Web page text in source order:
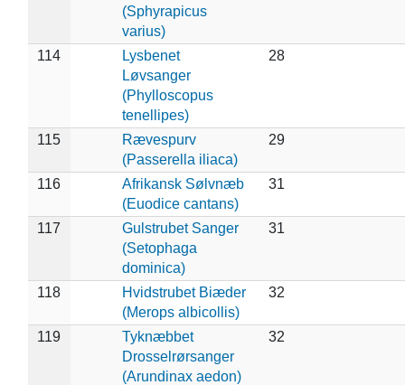
(Sphyrapicus
varius)
114
Lysbenet
Løvsanger
(Phylloscopus
tenellipes)
28
115
Rævespurv
(Passerella iliaca)
29
116
Afrikansk Sølvnæb
(Euodice cantans)
31
117
Gulstrubet Sanger
(Setophaga
dominica)
31
118
Hvidstrubet Biæder
(Merops albicollis)
32
119
Tyknæbbet
Drosselrørsanger
(Arundinax aedon)
32